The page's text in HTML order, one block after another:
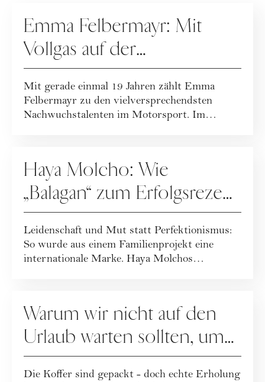
Emma Felbermayr: Mit
Vollgas auf der
Überholspur
Mit gerade einmal 19 Jahren zählt Emma
Felbermayr zu den vielversprechendsten
Nachwuchstalenten im Motorsport. Im
Haya Molcho: Wie
„Balagan“ zum Erfolgsrezept
wurde
Leidenschaft und Mut statt Perfektionismus:
So wurde aus einem Familienprojekt eine
internationale Marke. Haya Molchos
Warum wir nicht auf den
Urlaub warten sollten, um
uns zu erholen
Die Koffer sind gepackt - doch echte Erholung